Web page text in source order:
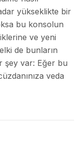
yükseklikte bir
bu konsolun
ve yeni
de bunların
şey var: Eğer bu
veda